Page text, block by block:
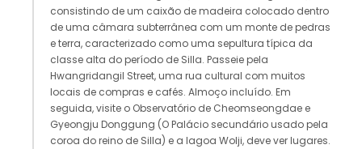
consistindo de um caixão de madeira colocado dentro
de uma câmara subterrânea com um monte de pedras
e terra, caracterizado como uma sepultura típica da
classe alta do período de Silla. Passeie pela
Hwangridangil Street, uma rua cultural com muitos
locais de compras e cafés. Almoço incluído. Em
seguida, visite o Observatório de Cheomseongdae e
Gyeongju Donggung (O Palácio secundário usado pela
coroa do reino de Silla) e a lagoa Wolji, deve ver lugares.